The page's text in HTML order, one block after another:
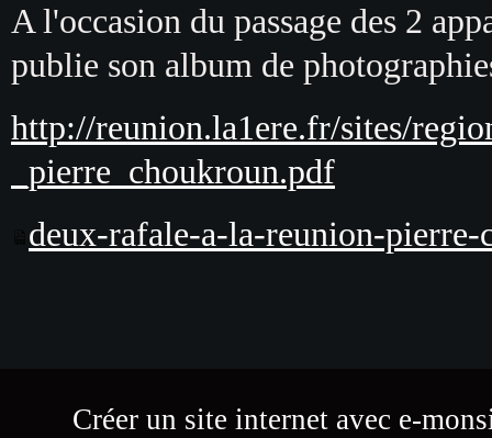
A l'occasion du passage des 2
publie son album de
http://reunion.la1ere.fr/sites/
_pierre_choukroun.pdf
deux-rafale-a-la-reunion-
Créer un site internet avec e-